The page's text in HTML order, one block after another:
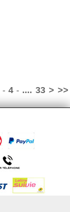
- 4 - .... 33 > >>